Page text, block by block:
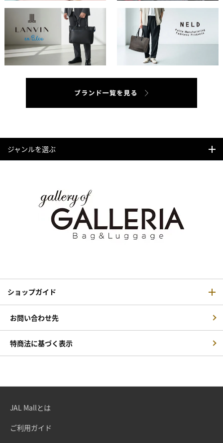
ジャンルを選ぶ
ショップガイド
お問い合わせ先
特商法に基づく表示
JAL Mallとは
ご利用ガイド